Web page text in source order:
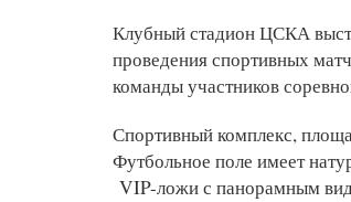
Клубный стадион ЦСКА
проведения спортивных
команды участников
Спортивный комплекс,
Футбольное поле имеет
VIP-ложи с панорамным